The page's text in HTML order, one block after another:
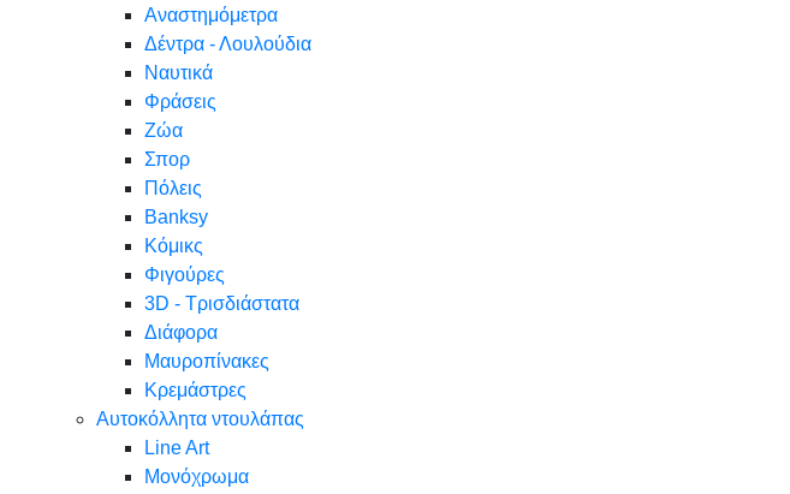
Αναστημόμετρα
Δέντρα - Λουλούδια
Ναυτικά
Φράσεις
Ζώα
Σπορ
Πόλεις
Banksy
Κόμικς
Φιγούρες
3D - Τρισδιάστατα
Διάφορα
Μαυροπίνακες
Κρεμάστρες
Αυτοκόλλητα ντουλάπας
Line Art
Μονόχρωμα